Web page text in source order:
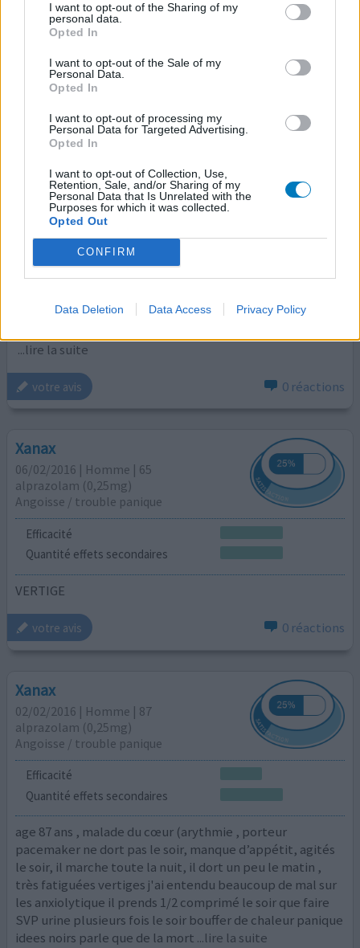
I want to opt-out of the Sharing of my
personal data.
Opted In
I want to opt-out of the Sale of my
Personal Data.
Opted In
I want to opt-out of processing my
Personal Data for Targeted Advertising.
Opted In
I want to opt-out of Collection, Use,
Retention, Sale, and/or Sharing of my
Personal Data that Is Unrelated with the
Purposes for which it was collected.
Opted Out
CONFIRM
Data Deletion Data Access Privacy Policy
votre avis 0 réactions
Xanax
alprazolam (0,5mg)
Angoisse / trouble panique
Efficacité
Quantité effets secondaires
suite au décès de mon père,je me suis retrouvé du jour au
lendemain en situation de panique ça me prenait
n'importe où ,je sentais venir la crise,
palpitation,l'impression que j'allais y passer,avec le
plusieurs fois mais les crises revenaient,en 2014 j'ai eu
...lire la suite
votre avis 0 réactions
Xanax
06/02/2016 | Homme | 65
alprazolam (0,25mg)
Angoisse / trouble panique
Efficacité
Quantité effets secondaires
VERTIGE
votre avis 0 réactions
Xanax
02/02/2016 | Homme | 87
alprazolam (0,25mg)
Angoisse / trouble panique
Efficacité
Quantité effets secondaires
age 87 ans , malade du cœur (arythmie , porteur
pacemaker ne dort pas le soir, manque d’appétit, agités
le soir, il marche toute la nuit, il dort un peu le matin ,
très fatiguées vertiges j'ai entendu beaucoup de mal sur
les anxiolytique il prends 1/2 comprimé le soir que faire
SVP urine plusieurs fois le soir bouffer de chaleur panique
idees noirs parle que de la mort ...lire la suite